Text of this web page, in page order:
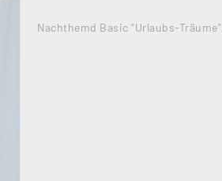
Nachthemd Basic "Urlaubs-